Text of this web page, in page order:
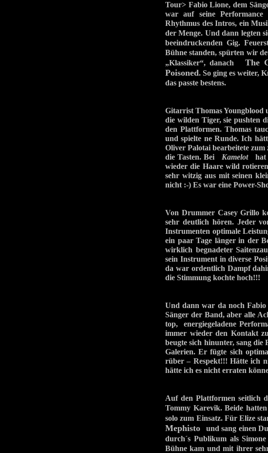
Tour> Fabio Lione, dem
war auf seine Performance
Rhythmus des Intros, ein
der Menge. Und dann legten
beeindruckenden Gig.
Bühne standen, spürten wir
„Klassiker“, danachThe
Poisoned. So ging es weiter,
das passte bestens.
Gitarrist Thomas Youngblood
die wilden Tiger, sie pushten
den Plattformen. Thomas
und spielte ne Runde. Ich
Oliver Palotai bearbeitete
die Tasten. Bei Kamelothat
wieder die Haare wild
sehr witzig aus mit seinen
nicht :-) Es war eine Power-
Von Drummer Casey Grillo
sehr deutlich hören. Jeder
Instrumenten optimale
ein paar Tage länger in der
wirklich begnadeter
sein Instrument in diverse
da war ordentlich Dampf
die Stimmung kochte hoch!!!
Und dann war da noch
Sänger der Band, aber alle
top, energiegeladene
immer wieder den Kontakt
beugte sich hinunter, sang die
Galerien. Er fügte sich
rüber – Respekt!!! Hätte ich
hätte ich es nicht erraten
Auf den Plattformen seitlich
Tommy Karevik. Beide
solo zum Einsatz. Für Elize
Mephisto und sang einen
durch´s Publikum als
Bühne kam und mit ihrer